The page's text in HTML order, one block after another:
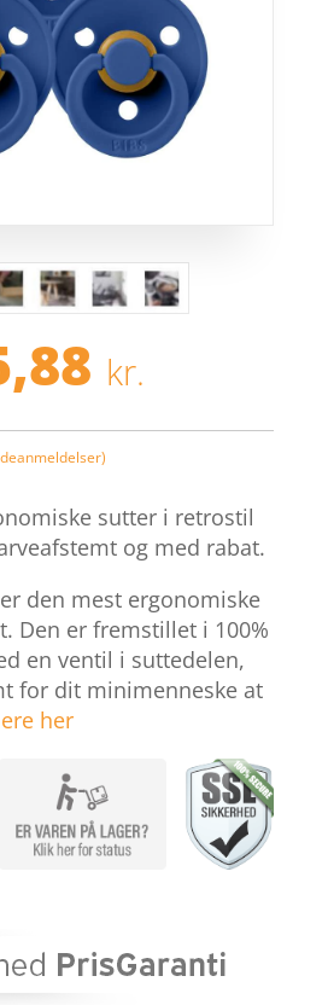
kr..
kr.
pris
er:
sutter i retrostil
og med rabat.
den mest ergonomiske
Den er fremstillet i 100%
en ventil i suttedelen,
for dit minimenneske at
her